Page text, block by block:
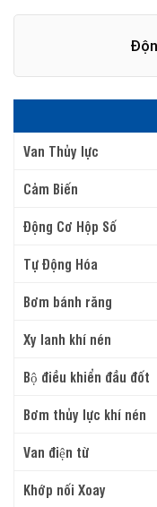
Van Thủy lực
Cảm Biến
Động Cơ Hộp Số
Tự Động Hóa
Bơm bánh răng
Xy lanh khí nén
Bộ điều khiển đầu đốt
Bơm thủy lực khí nén
Van điện từ
Khớp nối Xoay